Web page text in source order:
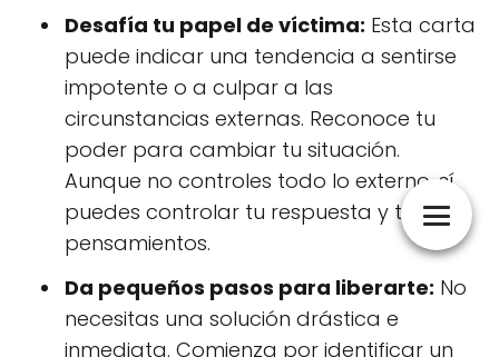
Desafía tu papel de víctima: Esta carta
puede indicar una tendencia a sentirse
impotente o a culpar a las
circunstancias externas. Reconoce tu
poder para cambiar tu situación.
Aunque no controles todo lo externo, sí
puedes controlar tu respuesta y tus
pensamientos.
Da pequeños pasos para liberarte: No
necesitas una solución drástica e
inmediata. Comienza por identificar un